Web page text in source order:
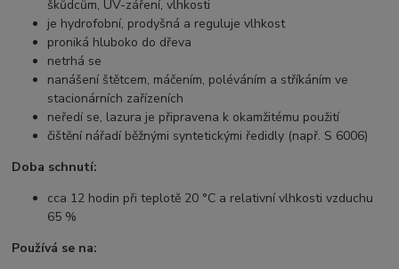
škůdcům, UV-záření, vlhkosti
je hydrofobní, prodyšná a reguluje vlhkost
proniká hluboko do dřeva
netrhá se
nanášení štětcem, máčením, poléváním a stříkáním ve
stacionárních zařízeních
neředí se, lazura je připravena k okamžitému použití
čištění nářadí běžnými syntetickými ředidly (např. S 6006)
Doba schnutí:
cca 12 hodin při teplotě 20 °C a relativní vlhkosti vzduchu
65 %
Používá se na: